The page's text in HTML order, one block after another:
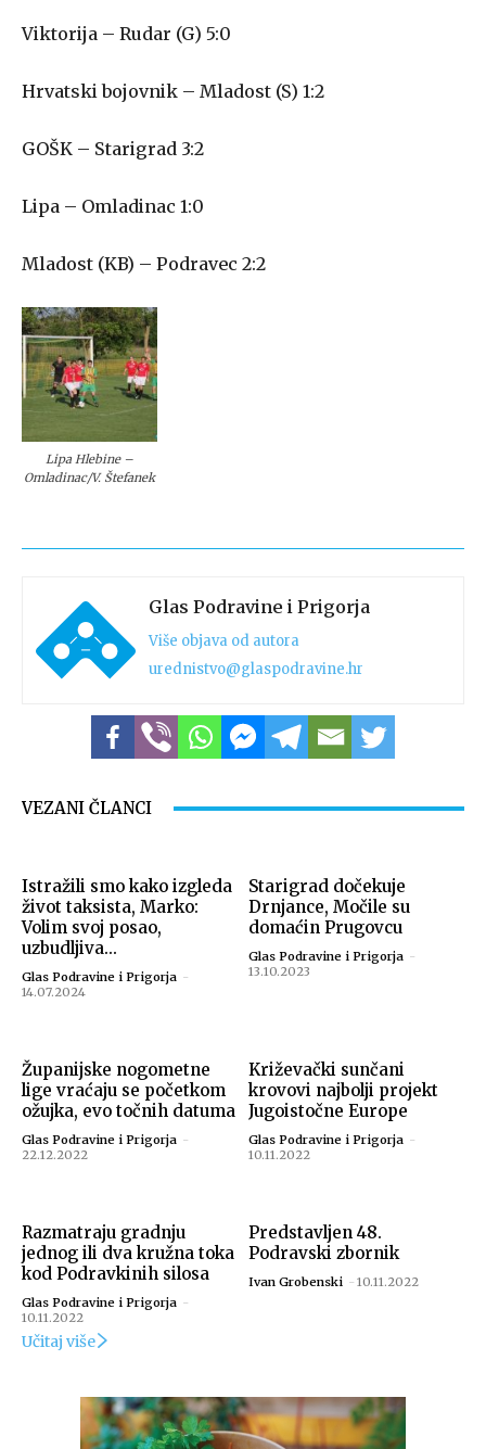
Viktorija – Rudar (G) 5:0
Hrvatski bojovnik – Mladost (S) 1:2
GOŠK – Starigrad 3:2
Lipa – Omladinac 1:0
Mladost (KB) – Podravec 2:2
Lipa Hlebine –
Omladinac/V. Štefanek
Glas Podravine i Prigorja
Više objava od autora
urednistvo@glaspodravine.hr
VEZANI ČLANCI
Istražili smo kako izgleda
život taksista, Marko:
Volim svoj posao,
uzbudljiva...
Glas Podravine i Prigorja -
14.07.2024
Starigrad dočekuje
Drnjance, Močile su
domaćin Prugovcu
Glas Podravine i Prigorja -
13.10.2023
Županijske nogometne
lige vraćaju se početkom
ožujka, evo točnih datuma
Glas Podravine i Prigorja -
22.12.2022
Križevački sunčani
krovovi najbolji projekt
Jugoistočne Europe
Glas Podravine i Prigorja -
10.11.2022
Razmatraju gradnju
jednog ili dva kružna toka
kod Podravkinih silosa
Glas Podravine i Prigorja -
10.11.2022
Predstavljen 48.
Podravski zbornik
Ivan Grobenski - 10.11.2022
Učitaj više